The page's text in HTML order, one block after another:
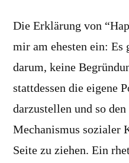
Die Erklärung von
mir am ehesten ein: Es
darum, keine
stattdessen die eigene
darzustellen und so
Mechanismus sozialer
Seite zu ziehen. Ein